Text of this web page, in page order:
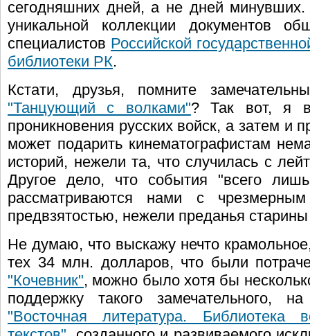
сегодняшних дней, а не дней
уникальной коллекции документов
специалистов Российской
библиотеки РК.
Кстати, друзья, помните
"Танцующий с волками"? Так вот, я
проникновения русских войск, а затем
может подарить кинематографистам
историй, нежели та, что случилась с
Другое дело, что события "всего
рассматриваются нами с
предвзятостью, нежели преданья
Не думаю, что выскажу нечто
тех 34 млн. долларов, что были
"Кочевник", можно было хотя бы
поддержку такого замечательного,
"Восточная литература. Библиотека